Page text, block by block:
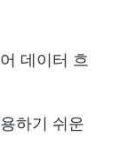
데이터 흐
하기 쉬운